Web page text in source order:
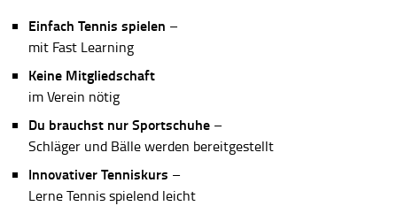
Einfach Tennis spielen –
mit Fast Learning
Keine Mitgliedschaft
im Verein nötig
Du brauchst nur Sportschuhe –
Schläger und Bälle werden bereitgestellt
Innovativer Tenniskurs –
Lerne Tennis spielend leicht